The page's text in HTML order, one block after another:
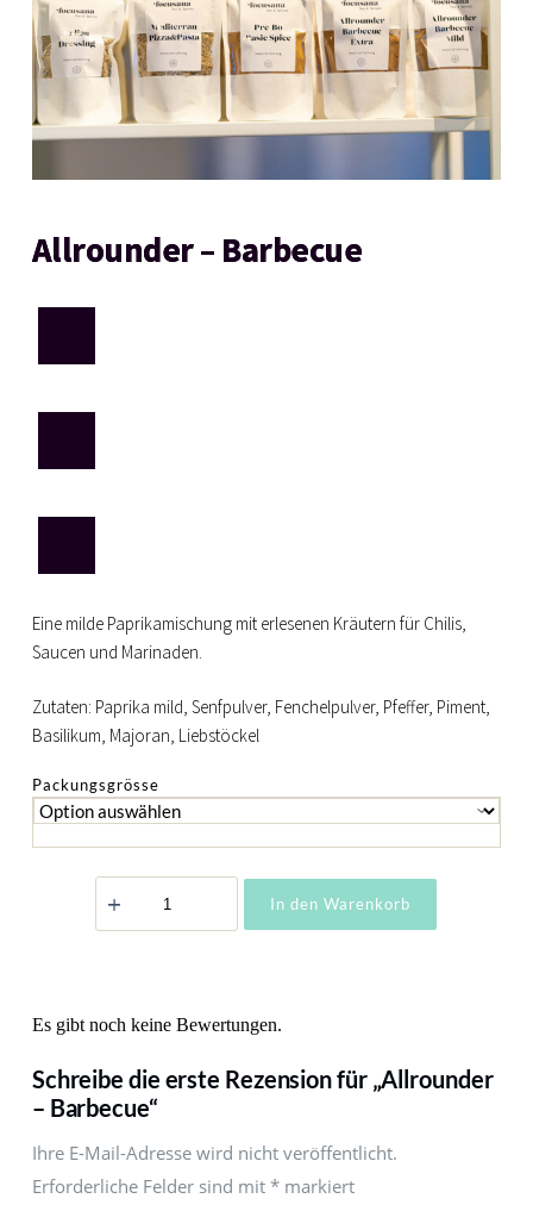
Allrounder – Barbecue
Eine milde Paprikamischung mit erlesenen Kräutern für Chilis,
Saucen und Marinaden.
Zutaten: Paprika mild, Senfpulver, Fenchelpulver, Pfeffer, Piment,
Basilikum, Majoran, Liebstöckel
Packungsgrösse
Allrounder
Barbecue
In den Warenkorb
Es gibt noch keine Bewertungen.
Schreibe die erste Rezension für „Allrounder
– Barbecue“
Ihre E-Mail-Adresse wird nicht veröffentlicht.
Erforderliche Felder sind mit *markiert